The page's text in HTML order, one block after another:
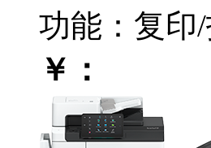
功能：复印
￥：